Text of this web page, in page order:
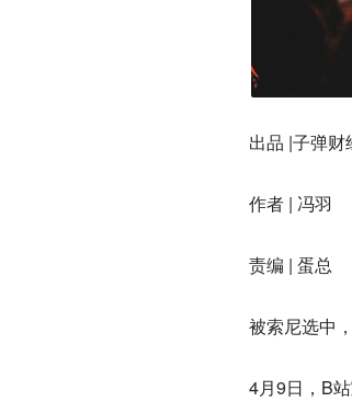
出品 |子弹财
作者 | 冯羽
责编 | 蛋总
被索尼选中
4月9日，B